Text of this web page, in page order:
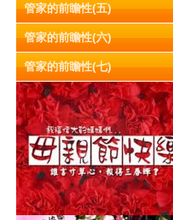
管家的前瞻性(五)
管家的前瞻性(六)
管家的前瞻性(七)